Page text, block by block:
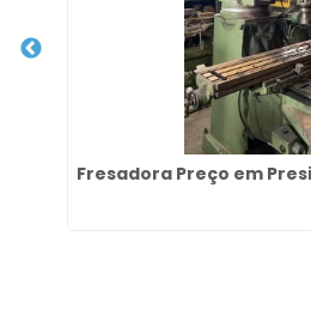
Fresadora Preço em